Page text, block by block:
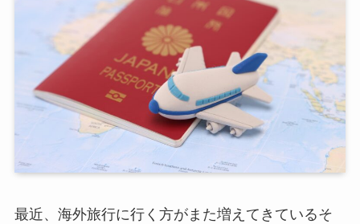
最近、海外旅行に行く方がまた増えてきているそ